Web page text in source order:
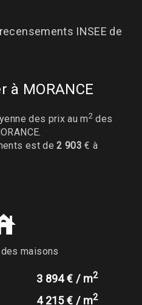
INSEE de
à MORANCE
des prix au m2 des
est de2 903 € à
maisons
3 894 € / m2
4 215 € / m2